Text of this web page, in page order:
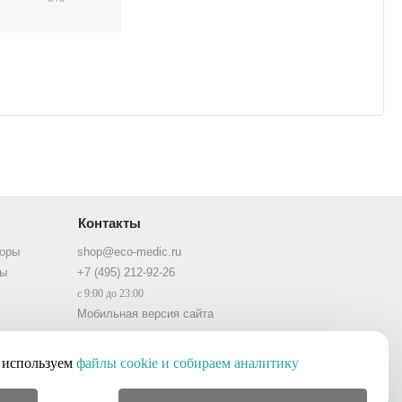
Контакты
shop@eco-medic.ru
+7 (495) 212-92-26
с 9:00 до 23:00
Мобильная версия сайта
файлы cookie и собираем аналитику